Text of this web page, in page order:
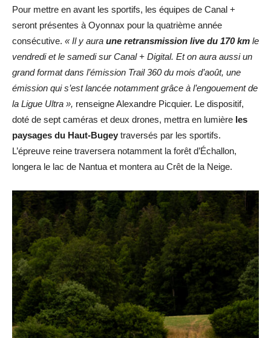
Pour mettre en avant les sportifs, les équipes de Canal +
seront présentes à Oyonnax pour la quatrième année
consécutive. « Il y aura une retransmission live du 170 km le
vendredi et le samedi sur Canal + Digital. Et on aura aussi un
grand format dans l’émission Trail 360du mois d’août, une
émission qui s’est lancée notamment grâce à l’engouement de
la Ligue Ultra », renseigne Alexandre Picquier. Le dispositif,
doté de sept caméras et deux drones, mettra en lumière les
paysages du Haut-Bugey traversés par les sportifs.
L’épreuve reine traversera notamment la forêt d’Échallon,
longera le lac de Nantua et montera au Crêt de la Neige.